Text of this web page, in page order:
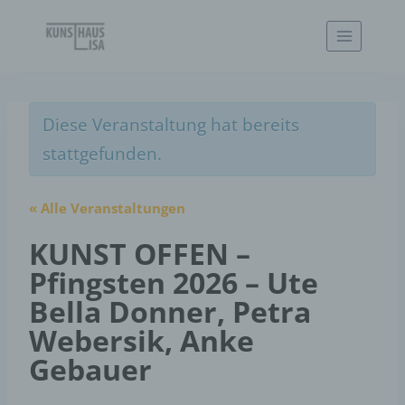
Diese Veranstaltung hat bereits
stattgefunden.
« Alle Veranstaltungen
KUNST OFFEN –
Pfingsten 2026 – Ute
Bella Donner, Petra
Webersik, Anke
Gebauer